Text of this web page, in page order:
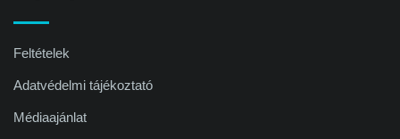
Feltételek
Adatvédelmi tájékoztató
Médiaajánlat